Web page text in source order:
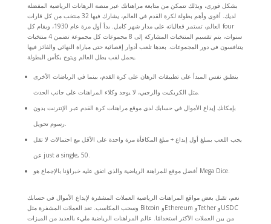
بشكل فوري، وبذلك تتمكن من متابعة مراهناتك عبر منصة الرهانات الرياضية المفضلة
لديك. أقوى وأهم بطولة لكرة القدم في العالم، يشارك فيها 32 منتخب من كل قارات
العالم، تستمر فعالياته على مدار شهر كامل. بدأ أول مرة عام 1930، ويقام كل four
سنوات، يتم تقسيم المنتخبات المشاركة إلى 8 مجموعات كل مجموعة تضمن 4 منتخبات
يتنافسون في دور المجموعات. بعدها تلعب أدوار إقصائية حتى مباراة النهائي والفائز فيها
يحمل لقب بطل العالم ويتوج بكأس البطولة.
ينطبق نفس المبدأ على تطبيقات الرهان على كرة القدم، بينما في الرياضات الأخرى
مثل الكريكيت والرجبي، لا يوجد وكلاء المراهنات على جانب الحدث.
بإمكانك إيداع الأموال في حسابك لدى موقع مراهنات كرة القدم عبر الإنترنت بدون
رسوم تحويل.
يجب اللعب بمبلغ أول إيداع + مبلغ المكافأة مرة واحدة على الأقل مع احتمالات لا تقل
عن just a single, 50.
أفضل موقع للمراهنة الرياضية والذي اتفق عليه خبراؤنا بالإجماع هو Mega Dice.
نعم، تقبل بعض مواقع المراهنات الرياضية العملات المشفرة لإيداع الأموال في حسابك
وسحب المكاسب. تعد العملات المشفرة مثل Bitcoin وEthereum وTether وUSDC
من بين العملات الأكثر استخدامًا. عالم المراهنات الرياضية مليء بالعديد من الميزات